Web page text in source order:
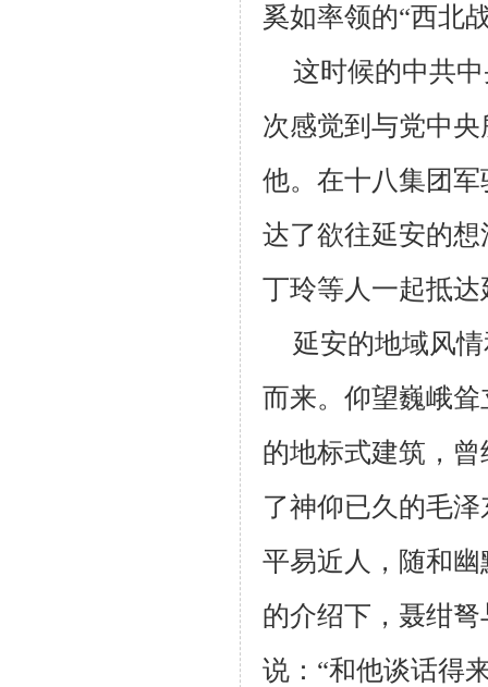
奚如率领的“西北
这时候的中共
次感觉到与党中
他。在十八集团
达了欲往延安的
丁玲等人一起抵达
延安的地域风
而来。仰望巍峨
的地标式建筑，
了神仰已久的毛
平易近人，随和
的介绍下，聂绀
说：“和他谈话得